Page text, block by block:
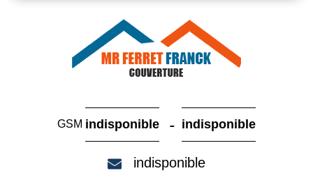
GSM indisponible - indisponible
indisponible